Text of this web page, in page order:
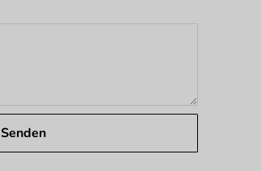
Senden